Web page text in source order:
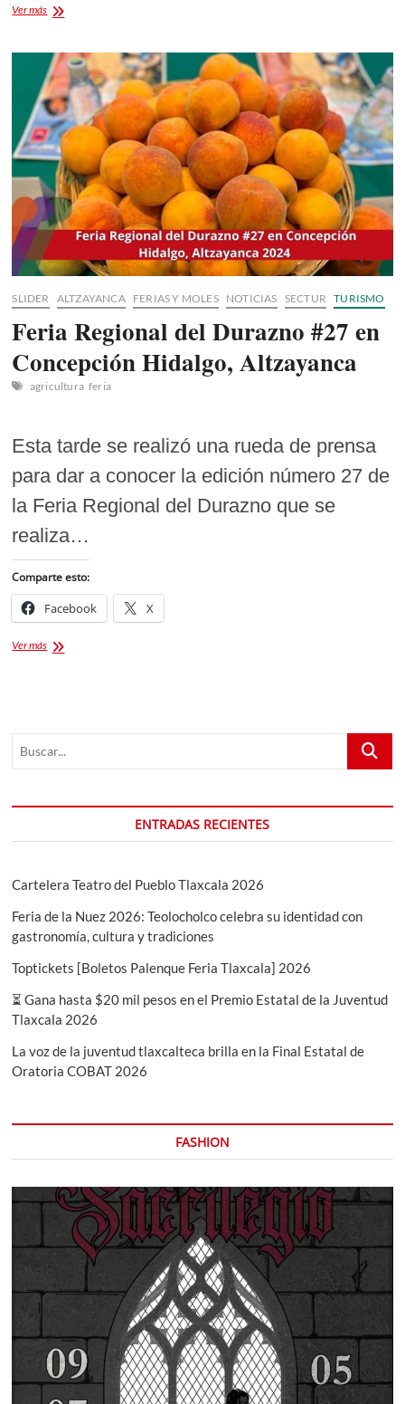
Ver másCeremonia
del
«3°
Concurso
Estatal
de
Totomoxtle
2025»
SLIDER ALTZAYANCA FERIAS Y MOLES NOTICIAS SECTUR TURISMO
Feria Regional del Durazno #27 en
Concepción Hidalgo, Altzayanca
agricultura feria
Esta tarde se realizó una rueda de prensa
para dar a conocer la edición número 27 de
la Feria Regional del Durazno que se
realiza…
Comparte esto:
Facebook X
Ver másFeria
Hidalgo,
Buscar...
ENTRADAS RECIENTES
Cartelera Teatro del Pueblo Tlaxcala 2026
Feria de la Nuez 2026: Teolocholco celebra su identidad con
gastronomía, cultura y tradiciones
Toptickets [Boletos Palenque Feria Tlaxcala] 2026
⏳ Gana hasta $20 mil pesos en el Premio Estatal de la Juventud
Tlaxcala 2026
La voz de la juventud tlaxcalteca brilla en la Final Estatal de
Oratoria COBAT 2026
FASHION